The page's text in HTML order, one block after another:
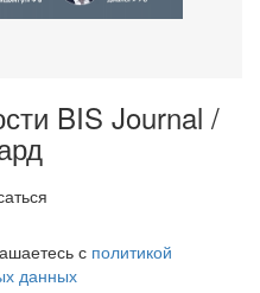
BIS Journal /
с политикой
данных